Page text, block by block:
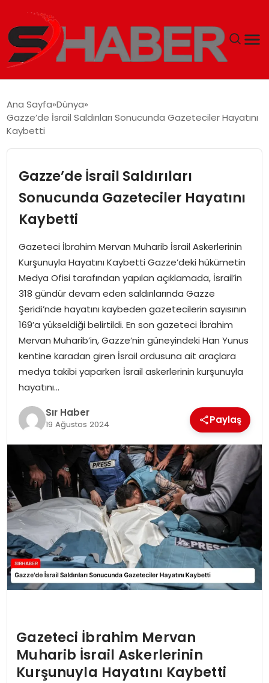
MAGAZIN
EKONOMI
SIYASET
EĞITIM
YAŞAM
Ana Sayfa Dünya
Gazze’de İsrail Saldırıları Sonucunda Gazeteciler Hayatını
Kaybetti
Gazze’de İsrail Saldırıları
Sonucunda Gazeteciler Hayatını
Kaybetti
Gazeteci İbrahim Mervan Muharib İsrail Askerlerinin
Kurşunuyla Hayatını Kaybetti Gazze’deki hükümetin
Medya Ofisi tarafından yapılan açıklamada, İsrail’in
318 gündür devam eden saldırılarında Gazze
Şeridi’nde hayatını kaybeden gazetecilerin sayısının
169’a yükseldiği belirtildi. En son gazeteci İbrahim
Mervan Muharib’in, Gazze’nin güneyindeki Han Yunus
kentine karadan giren İsrail ordusuna ait araçlara
medya takibi yaparken İsrail askerlerinin kurşunuyla
hayatını…
Sır Haber
19 Ağustos 2024 Paylaş
Gazeteci İbrahim Mervan
Muharib İsrail Askerlerinin
Kurşunuyla Hayatını Kaybetti